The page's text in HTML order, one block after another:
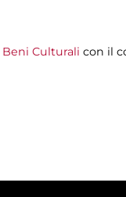
Culturali con il